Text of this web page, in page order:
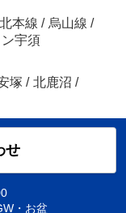
本線 / 烏山線 /
宇須
塚 / 北鹿沼 /
せ
・お盆